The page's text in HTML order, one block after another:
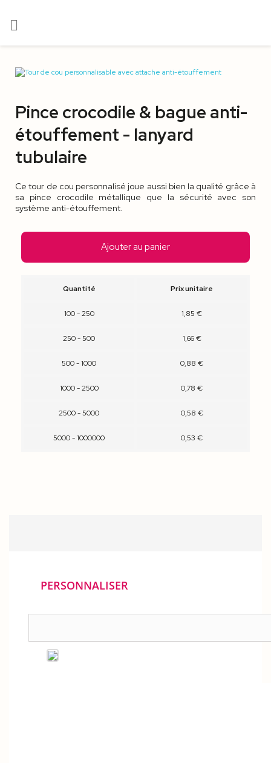

Pince crocodile & bague anti-
étouffement - lanyard
tubulaire
Ce tour de cou personnalisé joue aussi bien la qualité grâce à
sa pince crocodile métallique que la sécurité avec son
système anti-étouffement.
Ajouter au panier
Quantité Prix unitaire
100 - 250 1,85 €
250 - 500 1,66 €
500 - 1000 0,88 €
1000 - 2500 0,78 €
2500 - 5000 0,58 €
5000 - 1000000 0,53 €
PERSONNALISER